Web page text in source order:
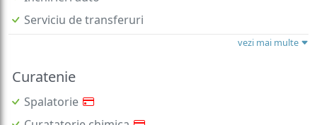
Serviciu de transferuri
vezi mai multe
Curatenie
Spalatorie